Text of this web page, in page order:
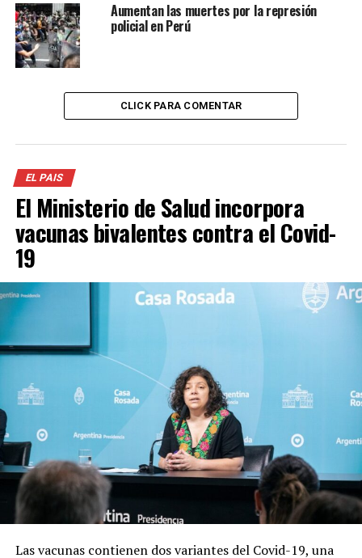
Aumentan las muertes por la represión
policial en Perú
CLICK PARA COMENTAR
EL PAIS
El Ministerio de Salud incorpora
vacunas bivalentes contra el Covid-
19
Las vacunas contienen dos variantes del Covid-19, una